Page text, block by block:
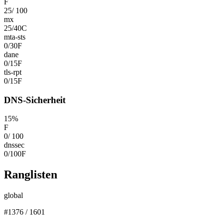
25/ 100
mx
25/40C
mta-sts
0/30F
dane
0/15F
tls-rpt
0/15F
DNS-Sicherheit
15%
F
0/ 100
dnssec
0/100F
Ranglisten
global
#1376 / 1601